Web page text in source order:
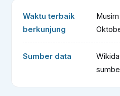
Waktu terbaik
berkunjung
Sumber data